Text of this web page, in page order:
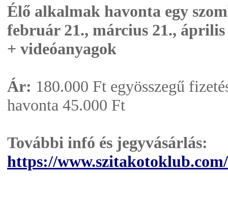
Élő alkalmak havonta egy
február 21., március 21.,
+ videóanyagok
Ár: 180.000 Ft egyösszegű
havonta 45.000 Ft
További infó és jegyvásárlás:
https://